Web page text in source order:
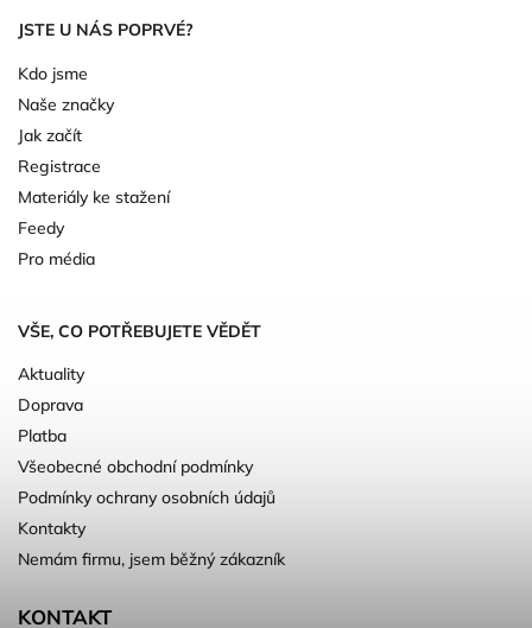
JSTE U NÁS POPRVÉ?
Kdo jsme
Naše značky
Jak začít
Registrace
Materiály ke stažení
Feedy
Pro média
VŠE, CO POTŘEBUJETE VĚDĚT
Aktuality
Doprava
Platba
Všeobecné obchodní podmínky
Podmínky ochrany osobních údajů
Kontakty
Nemám firmu, jsem běžný zákazník
KONTAKT